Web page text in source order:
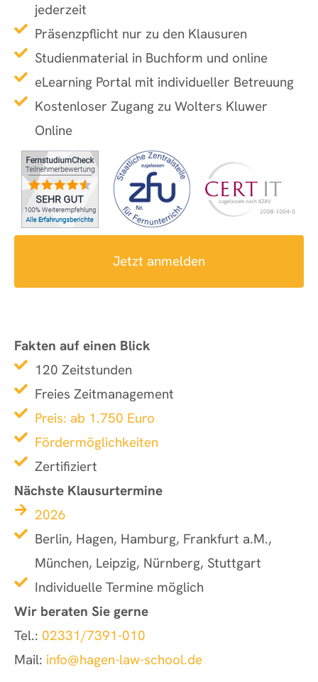
jederzeit
Präsenzpflicht nur zu den Klausuren
Studienmaterial in Buchform und online
eLearning Portal mit individueller Betreuung
Kostenloser Zugang zu Wolters Kluwer
Online
Jetzt anmelden
Fakten auf einen Blick
120 Zeitstunden
Freies Zeitmanagement
Preis: ab 1.750 Euro
Fördermöglichkeiten
Zertifiziert
Nächste Klausurtermine
2026
Berlin, Hagen, Hamburg, Frankfurt a.M.,
München, Leipzig, Nürnberg, Stuttgart
Individuelle Termine möglich
Wir beraten Sie gerne
Tel.: 02331/7391-010
Mail: info@hagen-law-school.de